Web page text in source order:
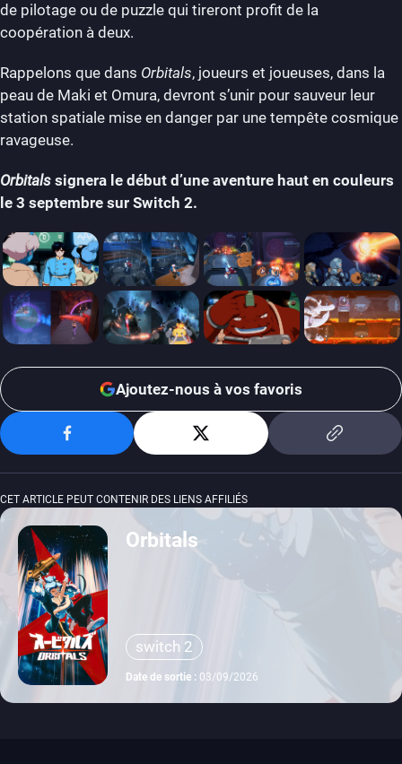
de pilotage ou de puzzle qui tireront profit de la
coopération à deux.
Rappelons que dans Orbitals, joueurs et joueuses, dans la
peau de Maki et Omura, devront s’unir pour sauveur leur
station spatiale mise en danger par une tempête cosmique
ravageuse.
Orbitals signera le début d’une aventure haut en couleurs
le 3 septembre sur Switch 2.
Ajoutez-nous à vos favoris
CET ARTICLE PEUT CONTENIR DES LIENS AFFILIÉS
Orbitals
switch 2
Date de sortie : 03/09/2026